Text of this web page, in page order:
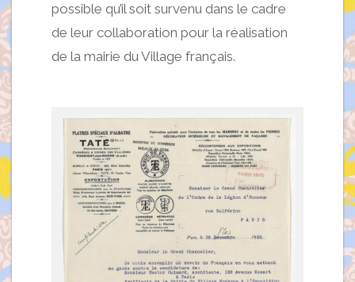
possible qu’il soit survenu dans le cadre
de leur collaboration pour la réalisation
de la mairie du Village français.